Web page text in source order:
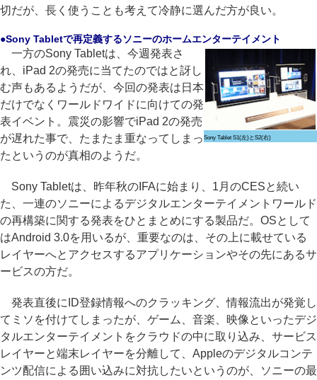
切だが、長く使うことも考えて冷静に選んだ方が良い。
●Sony Tabletで再定義するソニーのホームエンターテイメント
Sony Tablet S1(左)とS2(右)
一方のSony Tabletは、今週発表さ
れ、iPad 2の発売に当てたのではと訝し
む声もあるようだが、今回の発表は日本
だけでなくワールドワイドに向けての発
表イベント。震災の影響でiPad 2の発売
が遅れた事で、たまたま重なってしまっ
たというのが真相のようだ。
Sony Tabletは、昨年秋のIFAに始まり、1月のCESと続い
た、一連のソニーによるデジタルエンターテイメントワールド
の再構築に関する発表をひとまとめにする製品だ。OSとして
はAndroid 3.0を用いるが、重要なのは、その上に載せている
レイヤーへとアクセスするアプリケーションやその先にあるサ
ービスの方だ。
発表直後にID登録情報へのクラッキング、情報流出が発覚し
てミソを付けてしまったが、ゲーム、音楽、映像といったデジ
タルエンターテイメントをクラウドの中に取り込み、サービス
レイヤーと端末レイヤーを分離して、Appleのデジタルコンテ
ンツ配信による囲い込みに対抗したいというのが、ソニーの最